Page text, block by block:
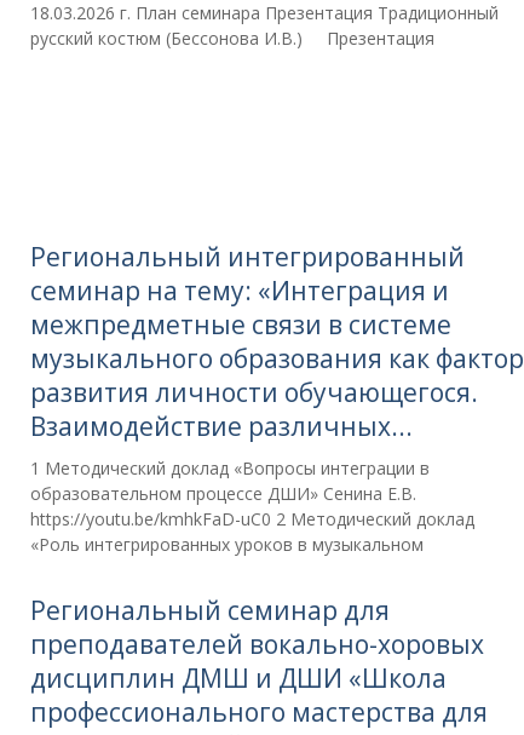
18.03.2026 г. План семинара Презентация Традиционный
русский костюм (Бессонова И.В.) Презентация
Региональный интегрированный
семинар на тему: «Интеграция и
межпредметные связи в системе
музыкального образования как фактор
развития личности обучающегося.
Взаимодействие различных...
1 Методический доклад «Вопросы интеграции в
образовательном процессе ДШИ» Сенина Е.В.
https://youtu.be/kmhkFaD-uC0 2 Методический доклад
«Роль интегрированных уроков в музыкальном
Региональный семинар для
преподавателей вокально-хоровых
дисциплин ДМШ и ДШИ «Школа
профессионального мастерства для